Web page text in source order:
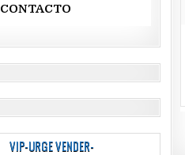
CONTACTO
VIP-URGE VENDER-